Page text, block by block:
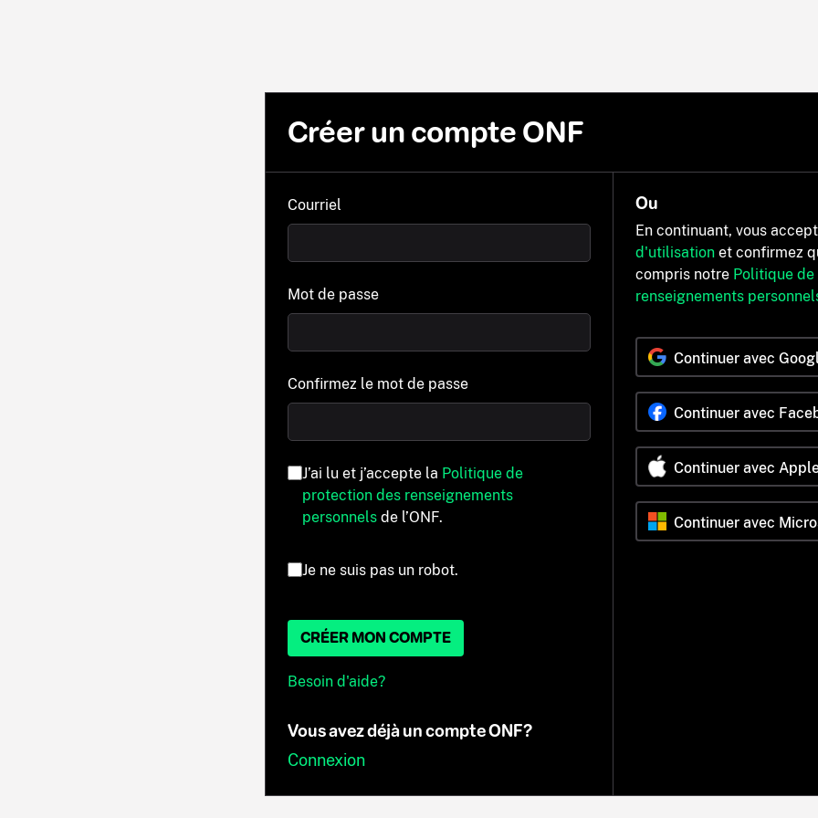
Créer un compte ONF
Courriel
Mot de passe
Confirmez le mot de passe
J’ai lu et j’accepte la Politique de
protection des renseignements
personnelsde l’ONF.
Je ne suis pas un robot.
CRÉER MON COMPTE
Besoin d'aide?
Vous avez déjà un compte ONF?
Connexion
Ou
En continuant, vous
d'utilisation et confirmez
compris notre Politique
renseignements
Continuer avec
Continuer avec
Continuer avec
Continuer avec